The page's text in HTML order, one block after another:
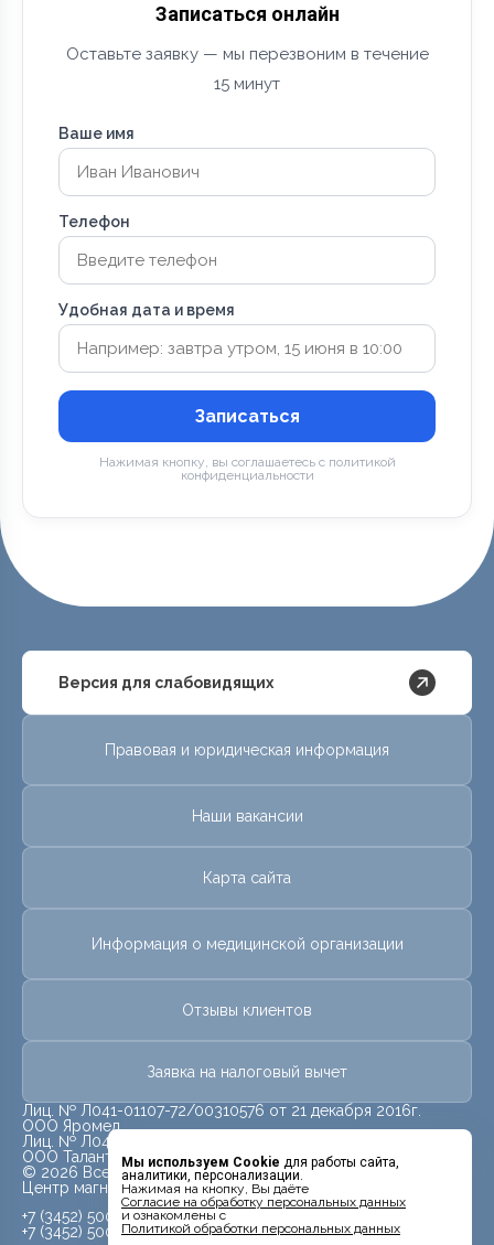
Мы используем Cookie для работы сайта,
аналитики, персонализации.
Нажимая на кнопку, Вы даёте
Cогласие на обработку персональных данных
и ознакомлены с
Политикой обработки персональных данных
Записаться онлайн
Оставьте заявку — мы перезвоним в течение
15 минут
Ваше имя
Телефон
Удобная дата и время
Записаться
Нажимая кнопку, вы соглашаетесь с политикой
конфиденциальности
Версия для слабовидящих
Правовая и юридическая информация
Наши вакансии
Карта сайта
Информация о медицинской организации
Отзывы клиентов
Заявка на налоговый вычет
Лиц. № Л041-01107-72/00310576 от 21 декабря 2016г.
ООО Яромед
Лиц. № Л041-01107-72/00623073 от 31 октября 2022г.
ООО Талант
© 2026 Все права защищены.
Центр магнитно-резонансной томографии «МРТ Лидер»
+7 (3452) 500-914
+7 (3452) 500-944